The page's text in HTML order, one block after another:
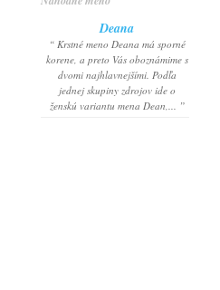
Deana
“ Krstné meno Deana má sporné
korene, a preto Vás oboznámime s
dvomi najhlavnejšími. Podľa
jednej skupiny zdrojov ide o
ženskú variantu mena Dean,... ”